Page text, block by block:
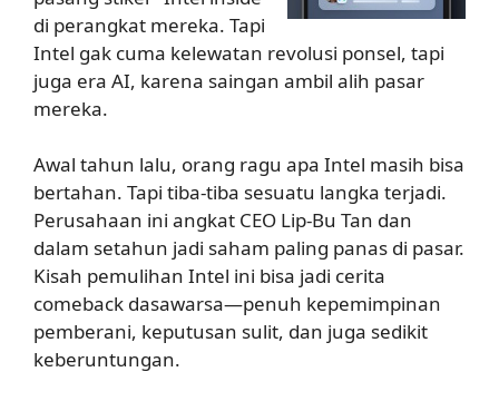
di perangkat mereka. Tapi
Intel gak cuma kelewatan revolusi ponsel, tapi
juga era AI, karena saingan ambil alih pasar
mereka.
Awal tahun lalu, orang ragu apa Intel masih bisa
bertahan. Tapi tiba-tiba sesuatu langka terjadi.
Perusahaan ini angkat CEO Lip-Bu Tan dan
dalam setahun jadi saham paling panas di pasar.
Kisah pemulihan Intel ini bisa jadi cerita
comeback dasawarsa—penuh kepemimpinan
pemberani, keputusan sulit, dan juga sedikit
keberuntungan.